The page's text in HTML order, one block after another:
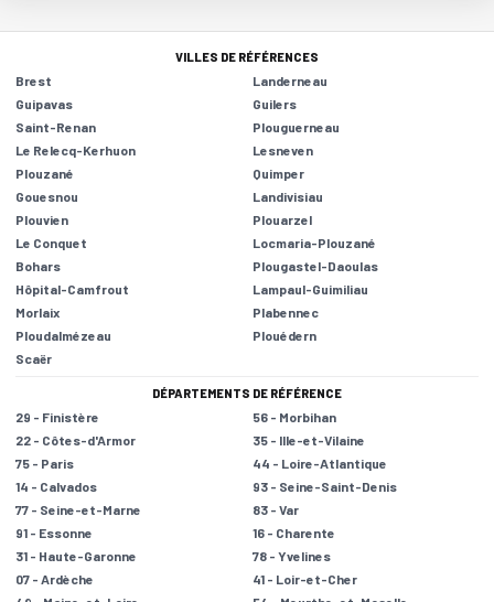
VILLES DE RÉFÉRENCES
Brest
Landerneau
Guipavas
Guilers
Saint-Renan
Plouguerneau
Le Relecq-Kerhuon
Lesneven
Plouzané
Quimper
Gouesnou
Landivisiau
Plouvien
Plouarzel
Le Conquet
Locmaria-Plouzané
Bohars
Plougastel-Daoulas
Hôpital-Camfrout
Lampaul-Guimiliau
Morlaix
Plabennec
Ploudalmézeau
Plouédern
Scaër
DÉPARTEMENTS DE RÉFÉRENCE
29 - Finistère
56 - Morbihan
22 - Côtes-d'Armor
35 - Ille-et-Vilaine
75 - Paris
44 - Loire-Atlantique
14 - Calvados
93 - Seine-Saint-Denis
77 - Seine-et-Marne
83 - Var
91 - Essonne
16 - Charente
31 - Haute-Garonne
78 - Yvelines
07 - Ardèche
41 - Loir-et-Cher